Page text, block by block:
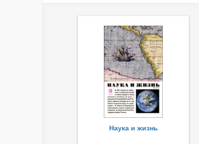
Наука и жизнь